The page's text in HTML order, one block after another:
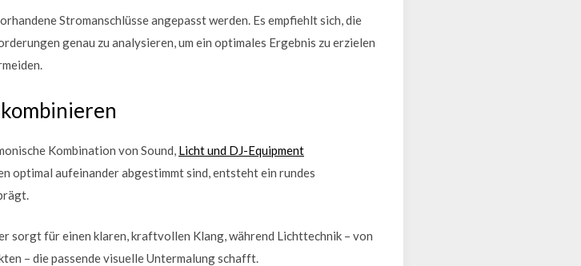
Stromanschlüsse angepasst werden. Es empfiehlt sich, die
genau zu analysieren, um ein optimales Ergebnis zu erzielen
Kombination von Sound, Licht und DJ-Equipment
optimal aufeinander abgestimmt sind, entsteht ein rundes
sorgt für einen klaren, kraftvollen Klang, während Lichttechnik – von
– die passende visuelle Untermalung schafft.